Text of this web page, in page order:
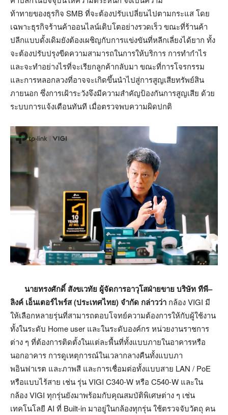
ท้าทายของธุรกิจ SMB ที่จะต้องปรับเปลี่ยนไปตามกระแส โดย
เฉพาะธุรกิจร้านค้าออนไลน์เติบโตอย่างรวดเร็ว ขณะที่ร้านค้า
ปลีกแบบดั้งเดิมยังต้องเผชิญกับการแข่งขันที่หลีกเลี่ยงได้ยาก ทั้ง
จะต้องปรับปรุงขีดความสามารถในการให้บริการ การทำกำไร
และจะทำอย่างไรที่จะเรียกลูกค้ากลับมา ขณะที่การโจรกรรม
และการหลอกลวงที่อาจจะเกิดขึ้นนำไปสู่การสูญเสียทรัพย์สิน
ภายนอก ซึ่งการเฝ้าระวังจึงมีความสำคัญป้องกันการสูญเสีย ด้วย
ระบบการแจ้งเตือนทันที เมื่อตรวจพบความผิดปกติ
นายทรงศักดิ์ สังขเวทัย ผู้จัดการอาวุโสฝ่ายขาย บริษัท ทีพี–
ลิงค์ เอ็นเตอร์ไพร์ส(ประเทศไทย)จำกัด กล่าวว่า กล้อง VIGI มี
ให้เลือกหลายรุ่นที่สามารถตอบโจทย์ความต้องการให้กับผู้ใช้งาน
ทั้งในระดับ Home user และในระดับองค์กร หน่วยงานราชการ
ต่าง ๆ ที่ต้องการติดตั้งในแต่ละพื้นที่ทั้งแบบภายในอาคารหรือ
นอกอาคาร การดูเหตุการณ์ในเวลากลางคืนทั้งแบบภา
พอินฟาเรต และภาพสี และการเชื่อมต่อทั้งแบบสาย LAN / PoE
หรือแบบไร้สาย เช่น รุ่น VIGI C340-W หรือ C540-W และใน
กล้อง VIGI ทุกรุ่นยังมาพร้อมกับคุณสมบัติพิเศษต่าง ๆ เช่น
เทคโนโลยี AI ที่ Built-in มาอยู่ในกล้องทุกรุ่น ใช้ตรวจจับวัตถุ คน